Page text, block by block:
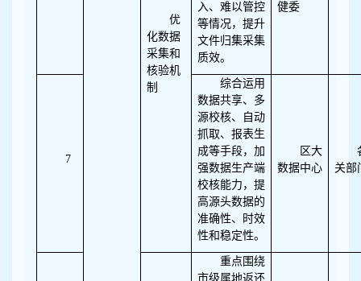
优
化数据
采集和
核验机
制
入、难以管控
等情况，提升
文件归集采集
质效。
健委
7
综合运用
数据共享、多
源校核、自动
抓取、报表生
成等手段，加
强数据生产端
校核能力，提
高源头数据的
准确性、时效
性和稳定性。
区大
数据中心
关部
重点围绕
市级属地返还